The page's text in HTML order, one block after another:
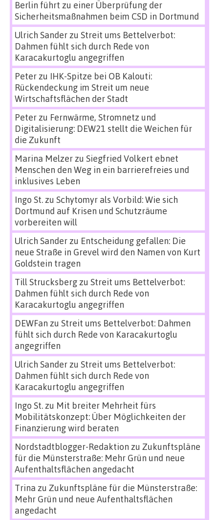
Berlin führt zu einer Überprüfung der
Sicherheitsmaßnahmen beim CSD in Dortmund
Ulrich Sanderzu Streit ums Bettelverbot:
Dahmen fühlt sich durch Rede von
Karacakurtoglu angegriffen
Peterzu IHK-Spitze bei OB Kalouti:
Rückendeckung im Streit um neue
Wirtschaftsflächen der Stadt
Peterzu Fernwärme, Stromnetz und
Digitalisierung: DEW21 stellt die Weichen für
die Zukunft
Marina Melzerzu Siegfried Volkert ebnet
Menschen den Weg in ein barrierefreies und
inklusives Leben
Ingo St.zu Schytomyr als Vorbild: Wie sich
Dortmund auf Krisen und Schutzräume
vorbereiten will
Ulrich Sanderzu Entscheidung gefallen: Die
neue Straße in Grevel wird den Namen von Kurt
Goldstein tragen
Till Strucksbergzu Streit ums Bettelverbot:
Dahmen fühlt sich durch Rede von
Karacakurtoglu angegriffen
DEWFan zu Streit ums Bettelverbot: Dahmen
fühlt sich durch Rede von Karacakurtoglu
angegriffen
Ulrich Sanderzu Streit ums Bettelverbot:
Dahmen fühlt sich durch Rede von
Karacakurtoglu angegriffen
Ingo St.zu Mit breiter Mehrheit fürs
Mobilitätskonzept: Über Möglichkeiten der
Finanzierung wird beraten
Nordstadtblogger-Redaktion zu Zukunftspläne
für die Münsterstraße: Mehr Grün und neue
Aufenthaltsflächen angedacht
Trina zu Zukunftspläne für die Münsterstraße:
Mehr Grün und neue Aufenthaltsflächen
angedacht